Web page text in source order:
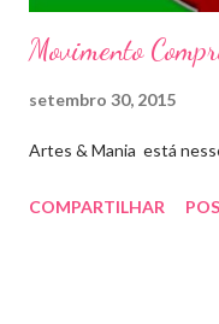
Movimento
setembro 30, 2015
Artes & Mania está
COMPARTILHAR